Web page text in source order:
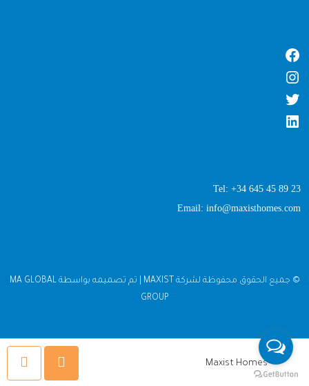
Maxist Homes
Tel: +34 645 45 89 23
Email: info@maxisthomes.com
© جميع الحقوق محفوظة لشركة MAXIST | تم تصميمه بواسطة MA GLOBAL
GROUP